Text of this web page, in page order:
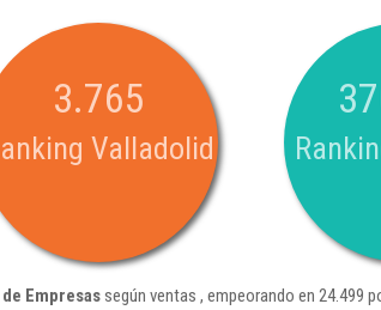
3.765
Valladolid
Empresassegún ventas , empeorando en 24.499